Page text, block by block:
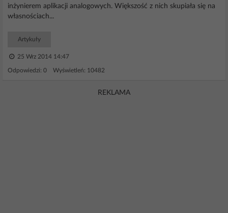
inżynierem aplikacji analogowych. Większość z nich skupiała się na
własnościach...
Artykuły
25 Wrz 2014 14:47
Odpowiedzi: 0 Wyświetleń: 10482
REKLAMA